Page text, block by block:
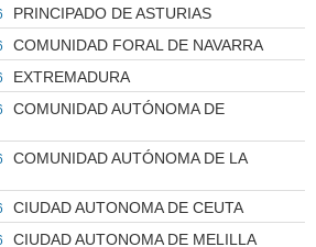
PRINCIPADO DE ASTURIAS
COMUNIDAD FORAL DE NAVARRA
EXTREMADURA
COMUNIDAD AUTÓNOMA DE
COMUNIDAD AUTÓNOMA DE LA
CIUDAD AUTONOMA DE CEUTA
CIUDAD AUTONOMA DE MELILLA